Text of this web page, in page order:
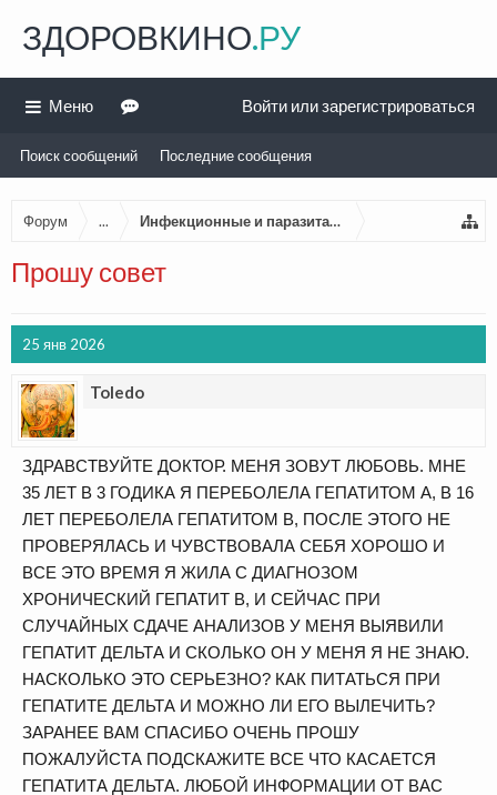
Форум ... Инфекционные и паразитарные болезни
Прошу совет
25 янв 2026
Toledo
ЗДРАВСТВУЙТЕ ДОКТОР. МЕНЯ ЗОВУТ ЛЮБОВЬ. МНЕ
35 ЛЕТ В 3 ГОДИКА Я ПЕРЕБОЛЕЛА ГЕПАТИТОМ А, В 16
ЛЕТ ПЕРЕБОЛЕЛА ГЕПАТИТОМ В, ПОСЛЕ ЭТОГО НЕ
ПРОВЕРЯЛАСЬ И ЧУВСТВОВАЛА СЕБЯ ХОРОШО И
ВСЕ ЭТО ВРЕМЯ Я ЖИЛА С ДИАГНОЗОМ
ХРОНИЧЕСКИЙ ГЕПАТИТ В, И СЕЙЧАС ПРИ
СЛУЧАЙНЫХ СДАЧЕ АНАЛИЗОВ У МЕНЯ ВЫЯВИЛИ
ГЕПАТИТ ДЕЛЬТА И СКОЛЬКО ОН У МЕНЯ Я НЕ ЗНАЮ.
НАСКОЛЬКО ЭТО СЕРЬЕЗНО? КАК ПИТАТЬСЯ ПРИ
ГЕПАТИТЕ ДЕЛЬТА И МОЖНО ЛИ ЕГО ВЫЛЕЧИТЬ?
ЗАРАНЕЕ ВАМ СПАСИБО ОЧЕНЬ ПРОШУ
ПОЖАЛУЙСТА ПОДСКАЖИТЕ ВСЕ ЧТО КАСАЕТСЯ
ГЕПАТИТА ДЕЛЬТА. ЛЮБОЙ ИНФОРМАЦИИ ОТ ВАС
ЗДОРОВКИНО.РУ
Меню
Поиск сообщений Последние сообщения
Войти или зарегистрироваться